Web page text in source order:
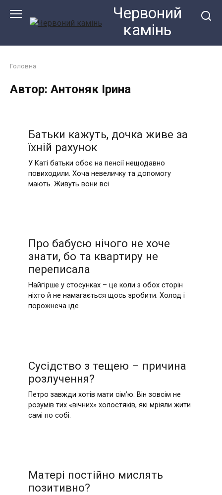
Червоний
камiнь
Головна
Автор: Антоняк Ірина
Батьки кажуть, дочка живе за
їхній рахунок
У Каті батьки обоє на пенсії нещодавно
повиходили. Хоча невеличку та допомогу
мають. Живуть вони всі
Про бабусю нічого не хоче
знати, бо та квартиру не
переписала
Найгірше у стосунках – це коли з обох сторін
ніхто й не намагається щось зробити. Холод і
порожнеча іде
Сусідство з тещею – причина
розлучення?
Петро завжди хотів мати сім’ю. Він зовсім не
розумів тих «вічних» холостяків, які мріяли жити
самі по собі.
Матері постійно мислять
позитивно?